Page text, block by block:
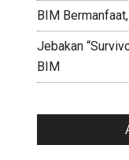
BIM
Jebakan
BIM